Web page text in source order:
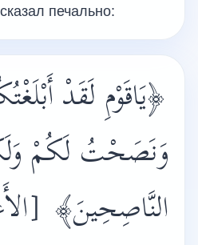
печально:
﴿يَاقَوْمِ لَقَدْ
وَنَصَحْتُ لَكُمْ
النَّاصِحِينَ﴾